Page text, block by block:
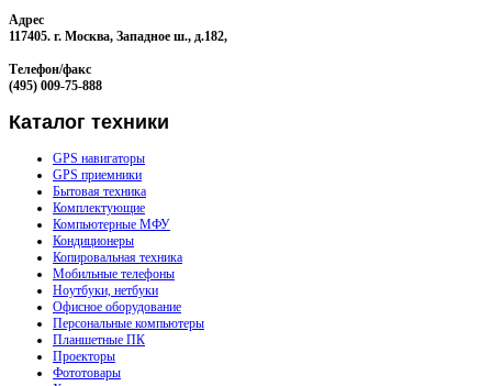
Адрес
117405. г. Москва, Западное ш., д.182,
Телефон/факс
(495) 009-75-888
Каталог техники
GPS навигаторы
GPS приемники
Бытовая техника
Комплектующие
Компьютерные МФУ
Кондиционеры
Копировальная техника
Мобильные телефоны
Ноутбуки, нетбуки
Офисное оборудование
Персональные компьютеры
Планшетные ПК
Проекторы
Фототовары